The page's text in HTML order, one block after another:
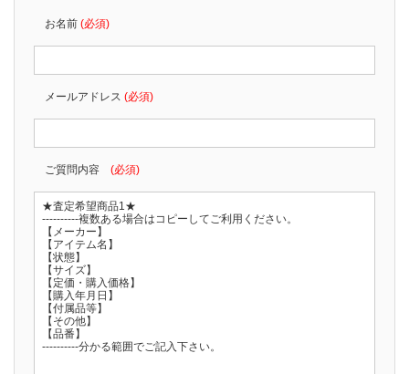
お名前 (必須)
メールアドレス (必須)
ご質問内容 (必須)